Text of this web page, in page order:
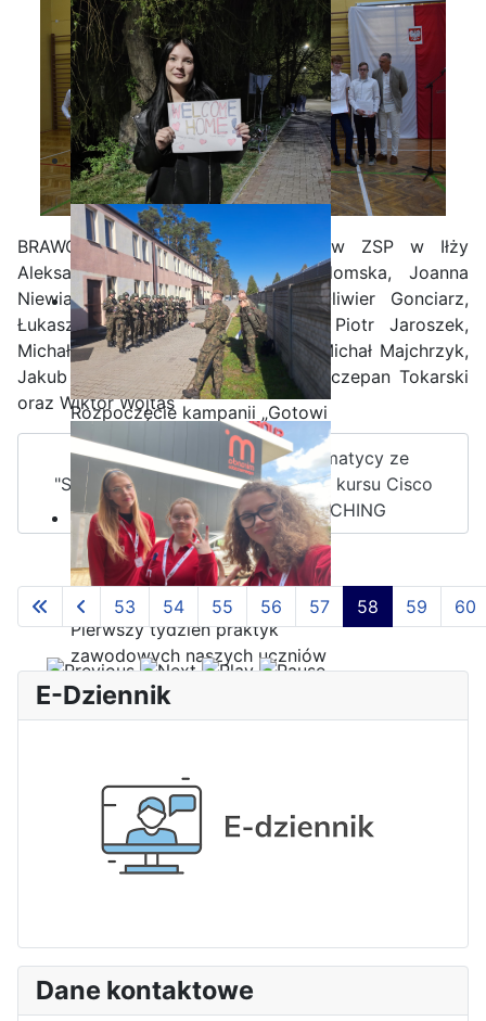
Zakończenie praktyk w
Rozpoczęcie kampanii „Gotowi
na kryzys” w ZSP w Iłży
Pierwszy tydzień praktyk
zawodowych naszych uczniów
w Portugalii za nami!
BRAWO!!! Uczniowie klasy IV TI w ZSP w Iłży
Aleksandra Lisek, Izabela Niewiadomska, Joanna
Niewiadomska, Mikołaj Fereniec, Oliwier Gonciarz,
Łukasz Gromada, Jakub Iwanicki, Piotr Jaroszek,
Michał Jagiełła, Mariusz Majchrzyk, Michał Majchrzyk,
Jakub Młynarczyk, Kewin Pawlak, Szczepan Tokarski
oraz Wiktor Wojtas
Czytaj więcej: Najlepsi informatycy ze
"Staszica" z certyfikatem II edycji kursu Cisco
CCNA: ROUTING AND SWITCHING
Strona 58 z 65
53 54 55 56 57 58 59 60
E-Dziennik
Dane kontaktowe